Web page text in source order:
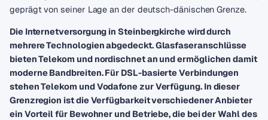
geprägt von seiner Lage an der deutsch-dänischen Grenze.
Die Internetversorgung in Steinbergkirche wird durch
mehrere Technologien abgedeckt. Glasfaseranschlüsse
bieten Telekom und nordischnet an und ermöglichen damit
moderne Bandbreiten. Für DSL-basierte Verbindungen
stehen Telekom und Vodafone zur Verfügung. In dieser
Grenzregion ist die Verfügbarkeit verschiedener Anbieter
ein Vorteil für Bewohner und Betriebe, die bei der Wahl des